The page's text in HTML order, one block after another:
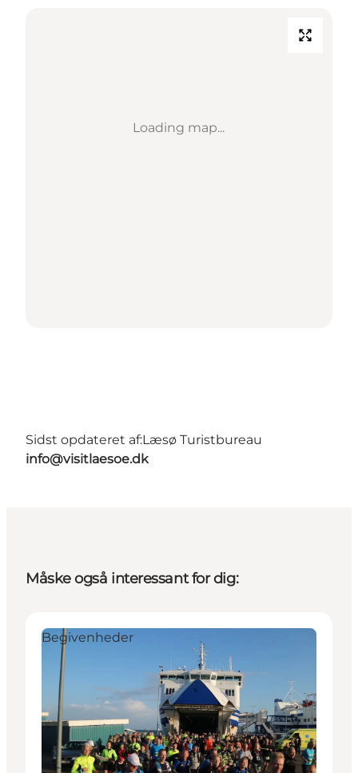
Loading map...
Sidst opdateret af:Læsø Turistbureau
info@visitlaesoe.dk
Måske også interessant for dig:
Begivenheder